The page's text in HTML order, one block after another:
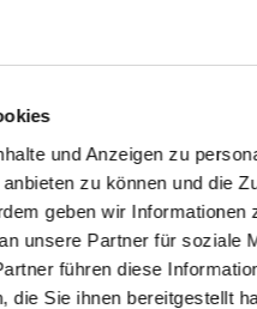
und Anzeigen zu
zu können und die
geben wir Informationen
unsere Partner für soziale
führen diese
die Sie ihnen bereitgestellt